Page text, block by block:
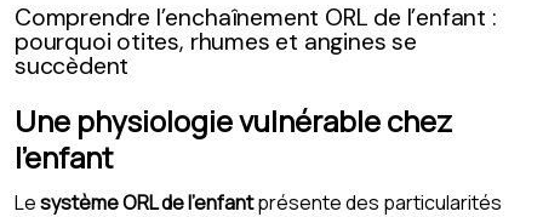
Comprendre l’enchaînement ORL de l’enfant :
pourquoi otites, rhumes et angines se
succèdent
Une physiologie vulnérable chez
l’enfant
Lesystème ORL de l’enfantprésente des particularités